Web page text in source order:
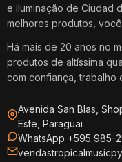
e iluminação de Ciudad
melhores produtos,
Há mais de 20 anos no
produtos de altíssima
com confiança, trabalho
Avenida San Blas,
Este, Paraguai
WhatsApp +595 985-